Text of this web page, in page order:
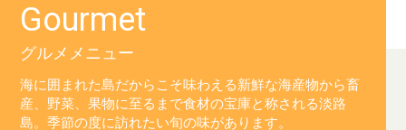
Gourmet
グルメメニュー
海に囲まれた島だからこそ味わえる新鮮な海産物から畜
産、野菜、果物に至るまで食材の宝庫と称される淡路
島。季節の度に訪れたい旬の味があります。